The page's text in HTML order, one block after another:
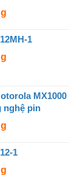
1
nghệ pin
1